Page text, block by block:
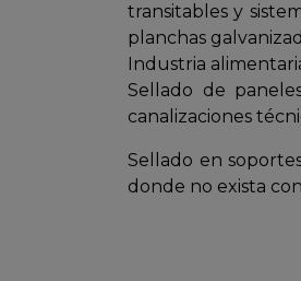
transitables y
planchas
Industria
Sellado de
canalizaciones
Sellado en
donde no exista